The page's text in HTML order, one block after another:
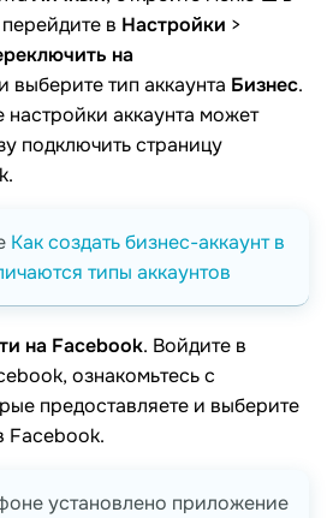
в Настройки >
на
и выберите тип аккаунта Бизнес.
аккаунта может
подключить страницу
Как создать бизнес-аккаунт в
типы аккаунтов
на Facebook. Войдите в
ознакомьтесь с
предоставляете и выберите
Facebook.
установлено приложение